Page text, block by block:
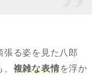
張る姿を見た八郎
複雑な表情を浮か